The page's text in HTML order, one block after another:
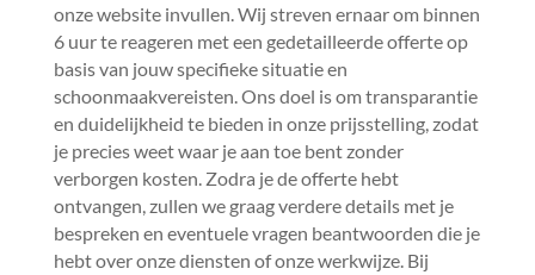
onze website invullen.​ Wij streven ernaar om binnen
6 uur te reageren met een gedetailleerde offerte op
basis van jouw specifieke situatie en
schoonmaakvereisten.​ Ons doel is om transparantie
en duidelijkheid te bieden in onze prijsstelling, zodat
je precies weet waar je aan toe bent zonder
verborgen kosten.​ Zodra je de offerte hebt
ontvangen, zullen we graag verdere details met je
bespreken en eventuele vragen beantwoorden die je
hebt over onze diensten of onze werkwijze.​ Bij